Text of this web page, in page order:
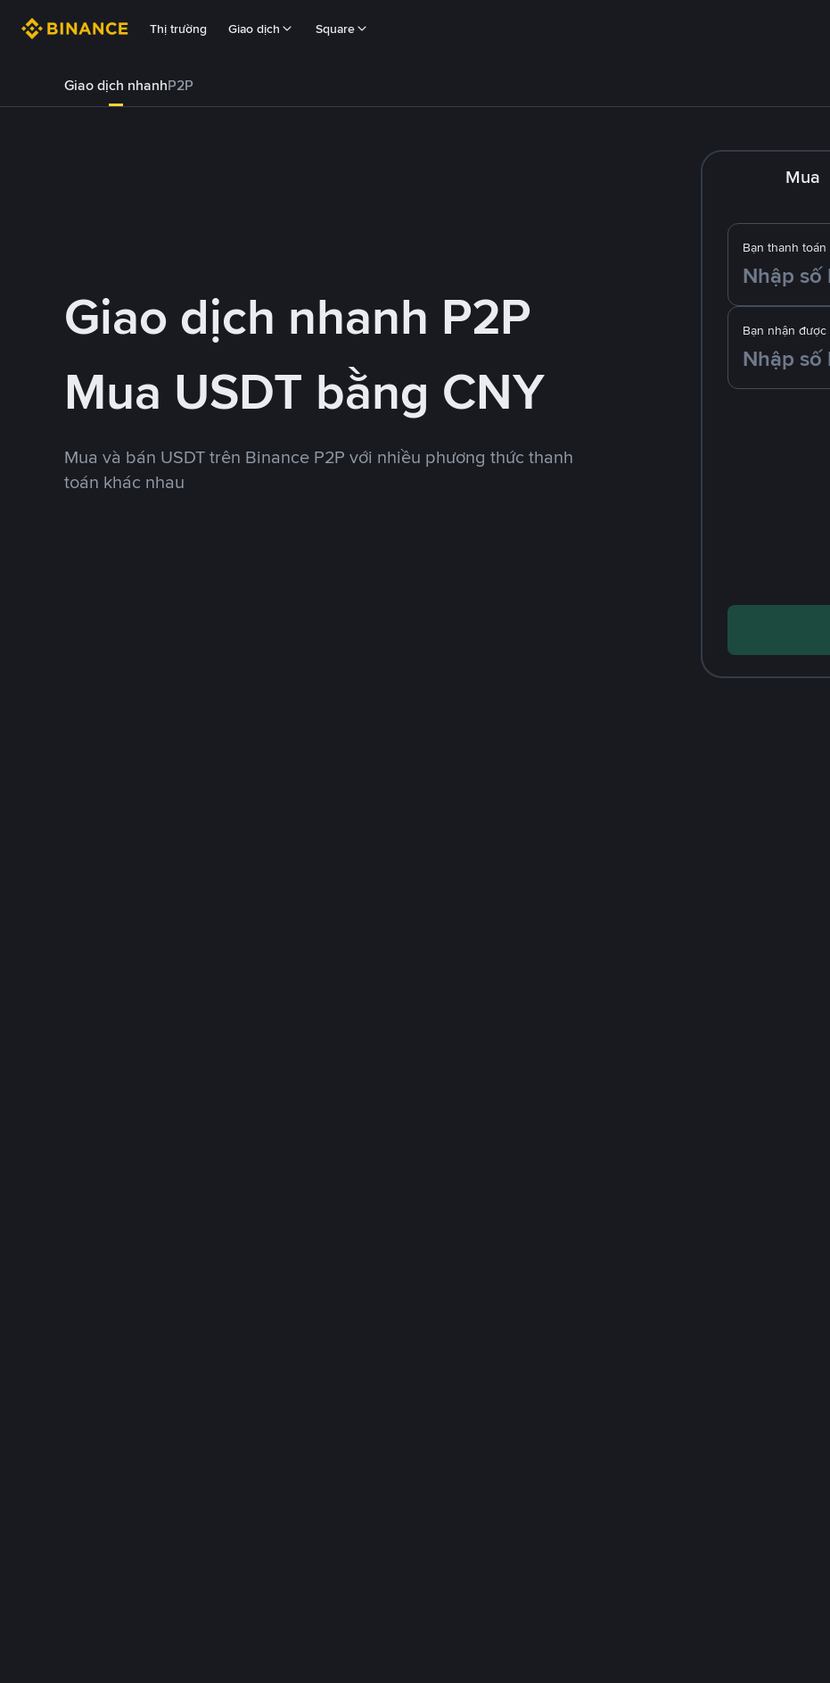
Thị trường Giao dịch Square
Giao dịch nhanhP2P
Giao dịch nhanh P2P
Mua USDT bằng CNY
Mua và bán USDT trên Binance P2P với nhiều phương thức thanh
toán khác nhau
Mua
Bạn thanh toán
Bạn nhận được